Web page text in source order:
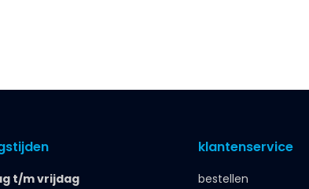
t/m vrijdag
klantenservice
bestellen